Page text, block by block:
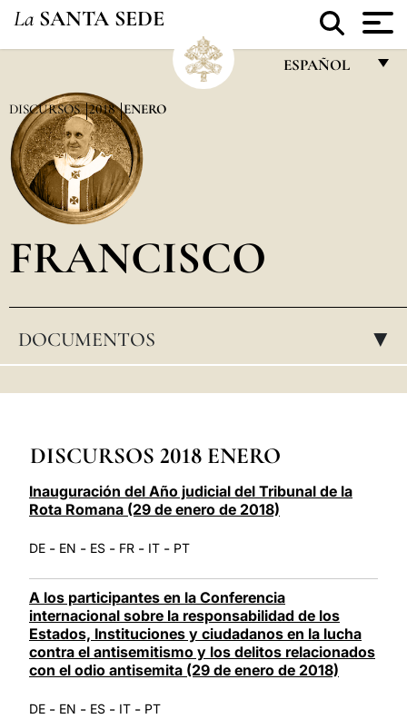
La SANTA SEDE
ESPAÑOL
POLSKI
DISCURSOS 2018 ENERO
FRANCISCO
DOCUMENTOS ▸
DISCURSOS 2018 ENERO
Inauguración del Año judicial del Tribunal de la
Rota Romana (29 de enero de 2018)
DE - EN - ES - FR - IT - PT
A los participantes en la Conferencia
internacional sobre la responsabilidad de los
Estados, Instituciones y ciudadanos en la lucha
contra el antisemitismo y los delitos relacionados
con el odio antisemita (29 de enero de 2018)
DE - EN - ES - IT - PT